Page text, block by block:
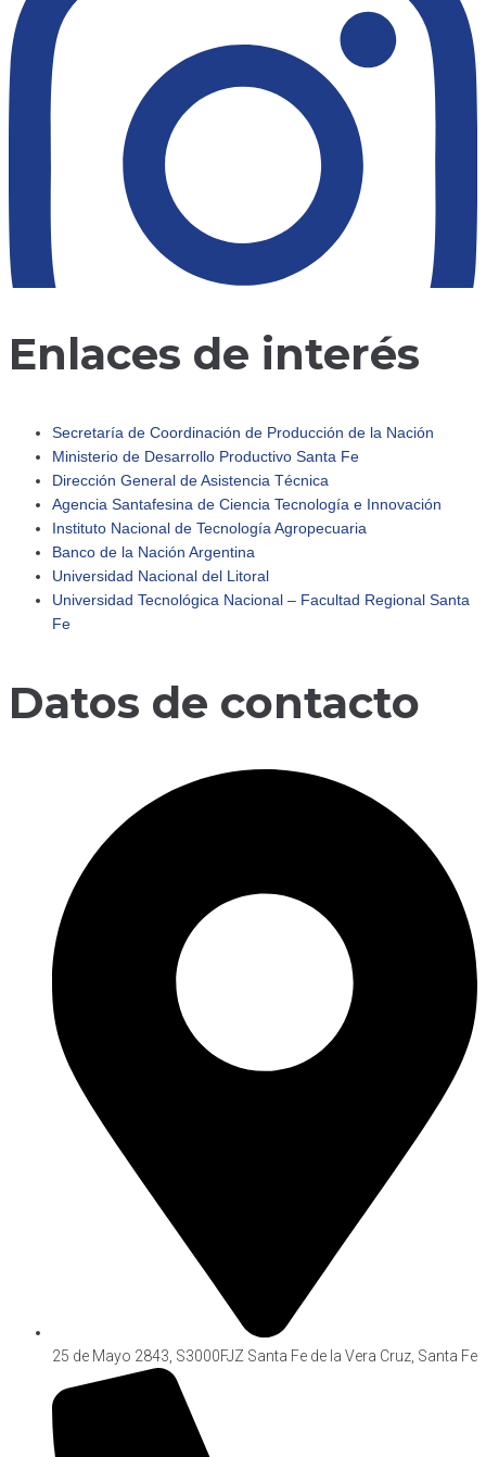
adersantafe
Enlaces de interés
Secretaría de Coordinación de Producción de la Nación
Ministerio de Desarrollo Productivo Santa Fe
Dirección General de Asistencia Técnica
Agencia Santafesina de Ciencia Tecnología e Innovación
Instituto Nacional de Tecnología Agropecuaria
Banco de la Nación Argentina
Universidad Nacional del Litoral
Universidad Tecnológica Nacional – Facultad Regional Santa
Fe
Datos de contacto
25 de Mayo 2843, S3000FJZ Santa Fe de la Vera Cruz, Santa Fe